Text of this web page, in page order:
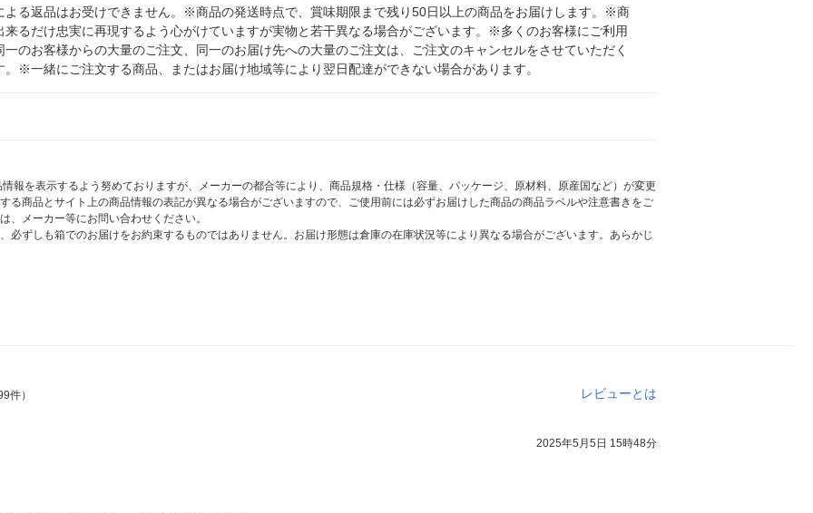
よる返品はお受けできません。※商品の発送時点で、賞味期限まで残り50日以上の商品をお届けします。※商
来るだけ忠実に再現するよう心がけていますが実物と若干異なる場合がございます。※多くのお客様にご利用
一のお客様からの大量のご注文、同一のお届け先への大量のご注文は、ご注文のキャンセルをさせていただく
。※一緒にご注文する商品、またはお届け地域等により翌日配達ができない場合があります。
報を表示するよう努めておりますが、メーカーの都合等により、商品規格・仕様（容量、パッケージ、原材料、原産国など）が変更
る商品とサイト上の商品情報の表記が異なる場合がございますので、ご使用前には必ずお届けした商品の商品ラベルや注意書きをご
、メーカー等にお問い合わせください。
必ずしも箱でのお届けをお約束するものではありません。お届け形態は倉庫の在庫状況等により異なる場合がございます。あらかじ
件） レビューとは
2025年5月5日 15時48分